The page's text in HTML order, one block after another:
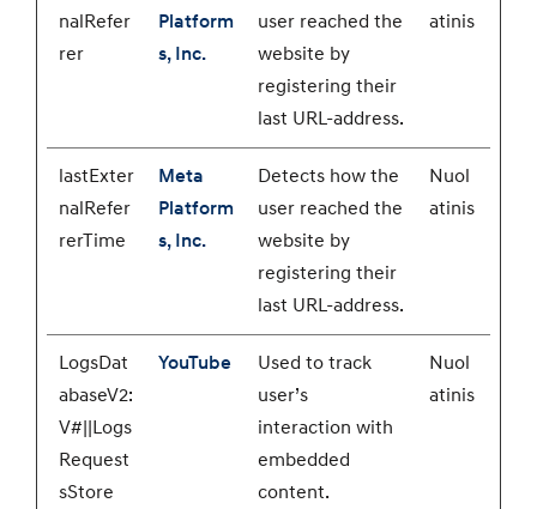
nalRefer
rer
Platform
s, Inc.
user reached the
website by
registering their
last URL-address.
atinis
lastExter
nalRefer
rerTime
Meta
Platform
s, Inc.
Detects how the
user reached the
website by
registering their
last URL-address.
Nuol
atinis
LogsDat
abaseV2:
V#||Logs
Request
sStore
YouTube
Used to track
user’s
interaction with
embedded
content.
Nuol
atinis